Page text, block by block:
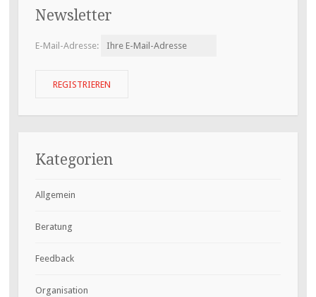
Newsletter
E-Mail-Adresse:
Kategorien
Allgemein
Beratung
Feedback
Organisation